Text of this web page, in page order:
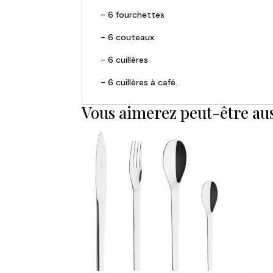
- 6 fourchettes
- 6 couteaux
- 6 cuillères
- 6 cuillères à café.
Vous aimerez peut-être